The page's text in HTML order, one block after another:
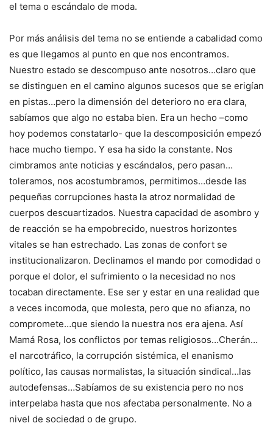
el tema o escándalo de moda.
Por más análisis del tema no se entiende a cabalidad como
es que llegamos al punto en que nos encontramos.
Nuestro estado se descompuso ante nosotros…claro que
se distinguen en el camino algunos sucesos que se erigían
en pistas…pero la dimensión del deterioro no era clara,
sabíamos que algo no estaba bien. Era un hecho –como
hoy podemos constatarlo- que la descomposición empezó
hace mucho tiempo. Y esa ha sido la constante. Nos
cimbramos ante noticias y escándalos, pero pasan…
toleramos, nos acostumbramos, permitimos…desde las
pequeñas corrupciones hasta la atroz normalidad de
cuerpos descuartizados. Nuestra capacidad de asombro y
de reacción se ha empobrecido, nuestros horizontes
vitales se han estrechado. Las zonas de confort se
institucionalizaron. Declinamos el mando por comodidad o
porque el dolor, el sufrimiento o la necesidad no nos
tocaban directamente. Ese ser y estar en una realidad que
a veces incomoda, que molesta, pero que no afianza, no
compromete…que siendo la nuestra nos era ajena. Así
Mamá Rosa, los conflictos por temas religiosos…Cherán…
el narcotráfico, la corrupción sistémica, el enanismo
político, las causas normalistas, la situación sindical…las
autodefensas…Sabíamos de su existencia pero no nos
interpelaba hasta que nos afectaba personalmente. No a
nivel de sociedad o de grupo.